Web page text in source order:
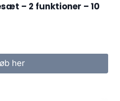
– 2 funktioner – 10
her